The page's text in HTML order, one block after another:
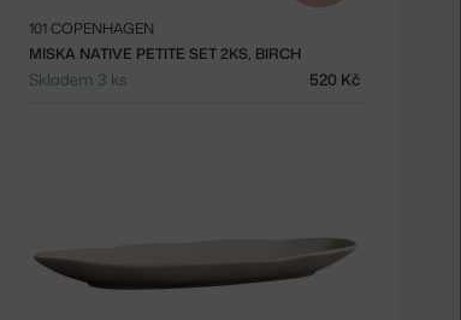
MISKA NATIVE PETITE SET 2KS, BIRCH
101 COPENHAGEN
Skladem 3 ks 520 Kč